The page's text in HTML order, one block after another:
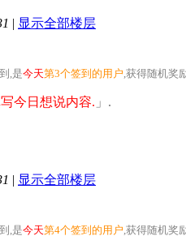
| 显示全部楼层
,是今天第3个签到的用户 ,获得随机奖
今日想说内容. 」.
| 显示全部楼层
,是今天第4个签到的用户 ,获得随机奖